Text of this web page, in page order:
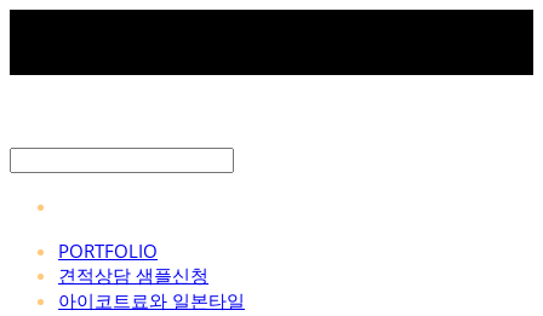
PORTFOLIO
견적상담 샘플신청
아이코트료와 일본타일